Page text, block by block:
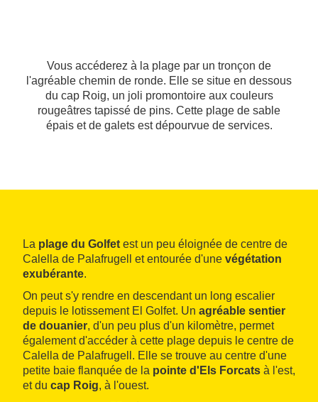
Vous accéderez à la plage par un tronçon de
l'agréable chemin de ronde. Elle se situe en dessous
du cap Roig, un joli promontoire aux couleurs
rougeâtres tapissé de pins. Cette plage de sable
épais et de galets est dépourvue de services.
La plage du Golfet est un peu éloignée de centre de
Calella de Palafrugell et entourée d'une végétation
exubérante.
On peut s'y rendre en descendant un long escalier
depuis le lotissement El Golfet. Un agréable sentier
de douanier, d'un peu plus d'un kilomètre, permet
également d'accéder à cette plage depuis le centre de
Calella de Palafrugell. Elle se trouve au centre d'une
petite baie flanquée de la pointe d'Els Forcats à l'est,
et du cap Roig, à l'ouest.